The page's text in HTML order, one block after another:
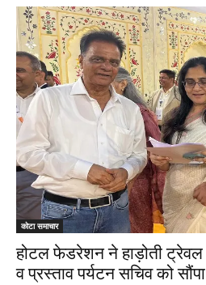
कोटा समाचार
होटल फेडरेशन ने हाड़ोती ट्रेवल
व प्रस्ताव पर्यटन सचिव को सौंपा